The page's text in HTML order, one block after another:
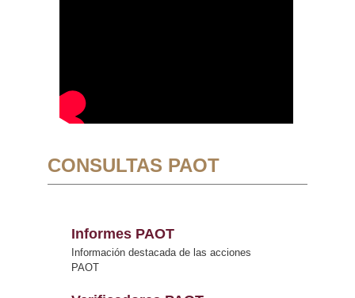
CONSULTAS PAOT
Informes PAOT
Información destacada de las acciones
PAOT